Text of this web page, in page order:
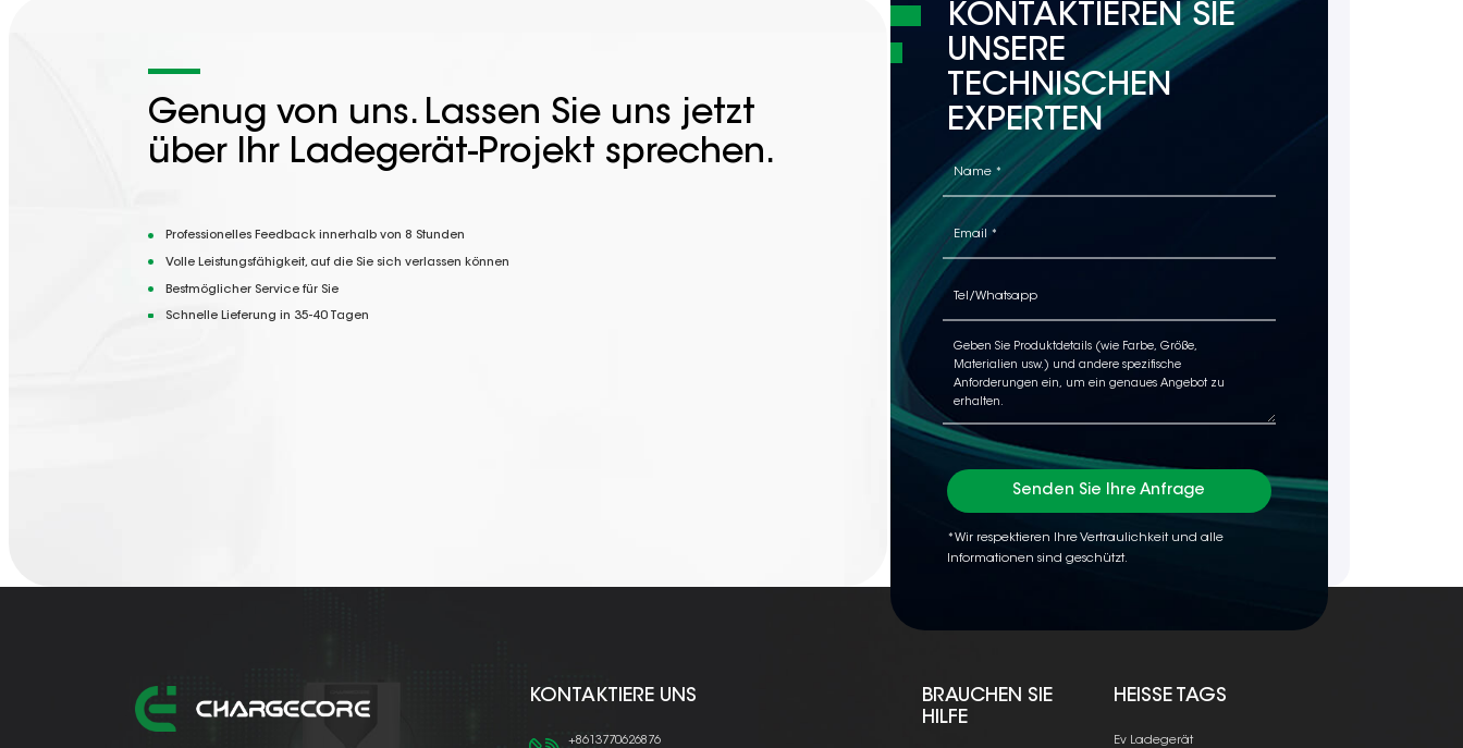
Genug von uns. Lassen Sie uns jetzt
über Ihr Ladegerät-Projekt sprechen.
Professionelles Feedback innerhalb von 8 Stunden
Volle Leistungsfähigkeit, auf die Sie sich verlassen können
Bestmöglicher Service für Sie
Schnelle Lieferung in 35-40 Tagen
KONTAKTIEREN SIE
UNSERE
TECHNISCHEN
EXPERTEN
Senden Sie Ihre Anfrage
*Wir respektieren Ihre Vertraulichkeit und alle
Informationen sind geschützt.
KONTAKTIERE UNS
+8613770626876
BRAUCHEN SIE
HILFE
HEISSE TAGS
Ev Ladegerät